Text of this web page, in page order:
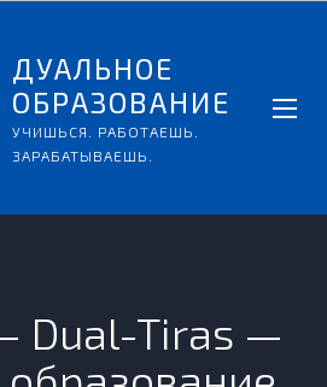
ДУАЛЬНОЕ
ОБРАЗОВАНИЕ
УЧИШЬСЯ. РАБОТАЕШЬ.
ЗАРАБАТЫВАЕШЬ.
Dual-Tiras —